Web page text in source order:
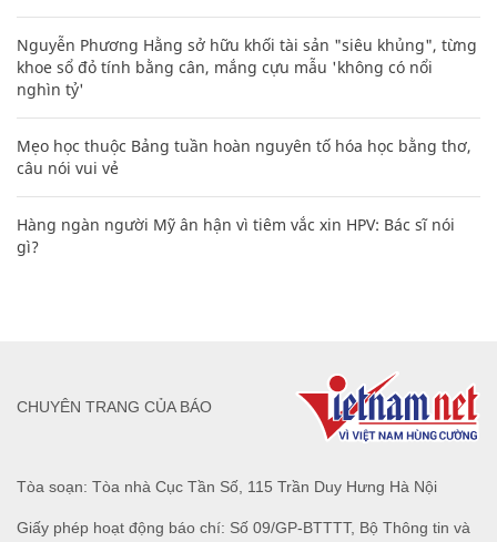
Nguyễn Phương Hằng sở hữu khối tài sản "siêu khủng", từng
khoe sổ đỏ tính bằng cân, mắng cựu mẫu 'không có nổi
nghìn tỷ'
Mẹo học thuộc Bảng tuần hoàn nguyên tố hóa học bằng thơ,
câu nói vui vẻ
Hàng ngàn người Mỹ ân hận vì tiêm vắc xin HPV: Bác sĩ nói
gì?
Tòa soạn: Tòa nhà Cục Tần Số, 115 Trần Duy Hưng Hà Nội
Giấy phép hoạt động báo chí: Số 09/GP-BTTTT, Bộ Thông tin và
CHUYÊN TRANG CỦA BÁO